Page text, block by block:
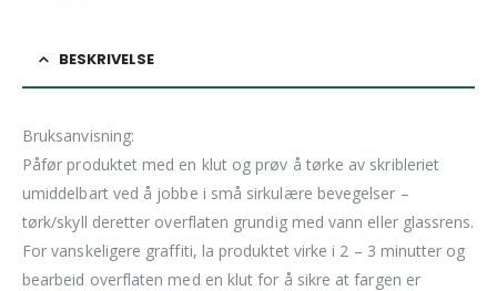
BESKRIVELSE
Bruksanvisning:
Påfør produktet med en klut og prøv å tørke av skribleriet
umiddelbart ved å jobbe i små sirkulære bevegelser –
tørk/skyll deretter overflaten grundig med vann eller glassrens.
For vanskeligere graffiti, la produktet virke i 2 – 3 minutter og
bearbeid overflaten med en klut for å sikre at fargen er